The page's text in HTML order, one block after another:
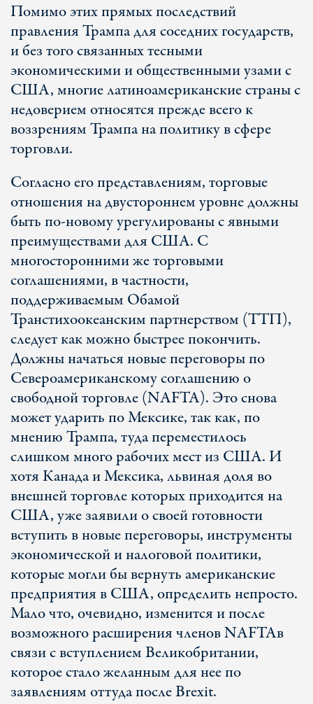
Помимо этих прямых последствий
правления Трампа для соседних государств,
и без того связанных тесными
экономическими и общественными узами с
США, многие латиноамериканские страны с
недоверием относятся прежде всего к
воззрениям Трампа на политику в сфере
торговли.
Согласно его представлениям, торговые
отношения на двустороннем уровне должны
быть по-новому урегулированы с явными
преимуществами для США. С
многосторонними же торговыми
соглашениями, в частности,
поддерживаемым Обамой
Транстихоокеанским партнерством (ТТП),
следует как можно быстрее покончить.
Должны начаться новые переговоры по
Североамериканскому соглашению о
свободной торговле (NAFTA). Это снова
может ударить по Мексике, так как, по
мнению Трампа, туда переместилось
слишком много рабочих мест из США. И
хотя Канада и Мексика, львиная доля во
внешней торговле которых приходится на
США, уже заявили о своей готовности
вступить в новые переговоры, инструменты
экономической и налоговой политики,
которые могли бы вернуть американские
предприятия в США, определить непросто.
Мало что, очевидно, изменится и после
возможного расширения членовNAFTAв
связи с вступлением Великобритании,
которое стало желанным для нее по
заявлениям оттуда послеBrexit.